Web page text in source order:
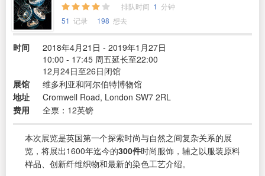
排队时间 1 分钟
51 记录 198 想去
时间
2018年4月21日 - 2019年1月27日
10:00 - 17:45 周五延长至22:00
12月24日至26日闭馆
展馆
维多利亚和阿尔伯特博物馆
地址
Cromwell Road, London SW7 2RL
费用
全票：12英镑
本次展览是英国第一个探索时尚与自然之间复杂关系的展
览，将展出1600年迄今的300件时尚服饰，辅之以服装原料
样品、创新纤维织物和最新的染色工艺介绍。